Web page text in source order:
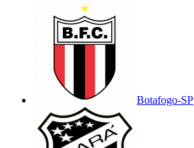
Botafogo-SP